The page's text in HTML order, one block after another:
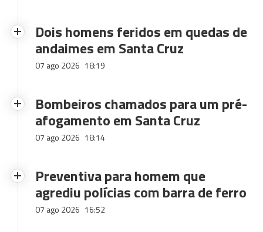
Dois homens feridos em quedas de
andaimes em Santa Cruz
07 ago 2026 18:19
Bombeiros chamados para um pré-
afogamento em Santa Cruz
07 ago 2026 18:14
Preventiva para homem que
agrediu polícias com barra de ferro
07 ago 2026 16:52